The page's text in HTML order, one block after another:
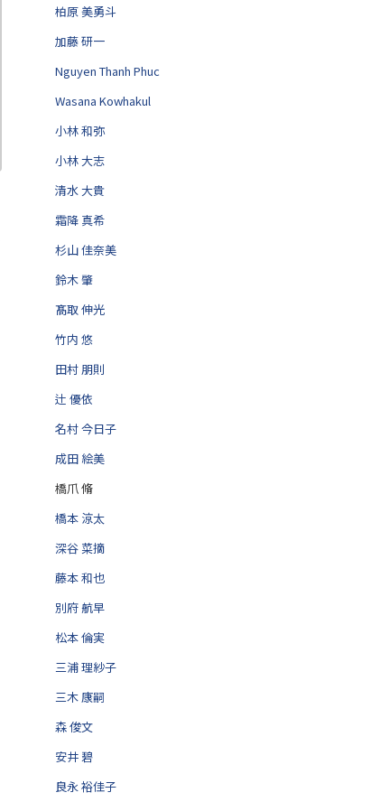
柏原 美勇斗
加藤 研一
Nguyen Thanh Phuc
Wasana Kowhakul
小林 和弥
小林 大志
清水 大貴
霜降 真希
杉山 佳奈美
鈴木 肇
髙取 伸光
竹内 悠
田村 朋則
辻 優依
名村 今日子
成田 絵美
橋爪 脩
橋本 涼太
深谷 菜摘
藤本 和也
別府 航早
松本 倫実
三浦 理紗子
三木 康嗣
森 俊文
安井 碧
良永 裕佳子